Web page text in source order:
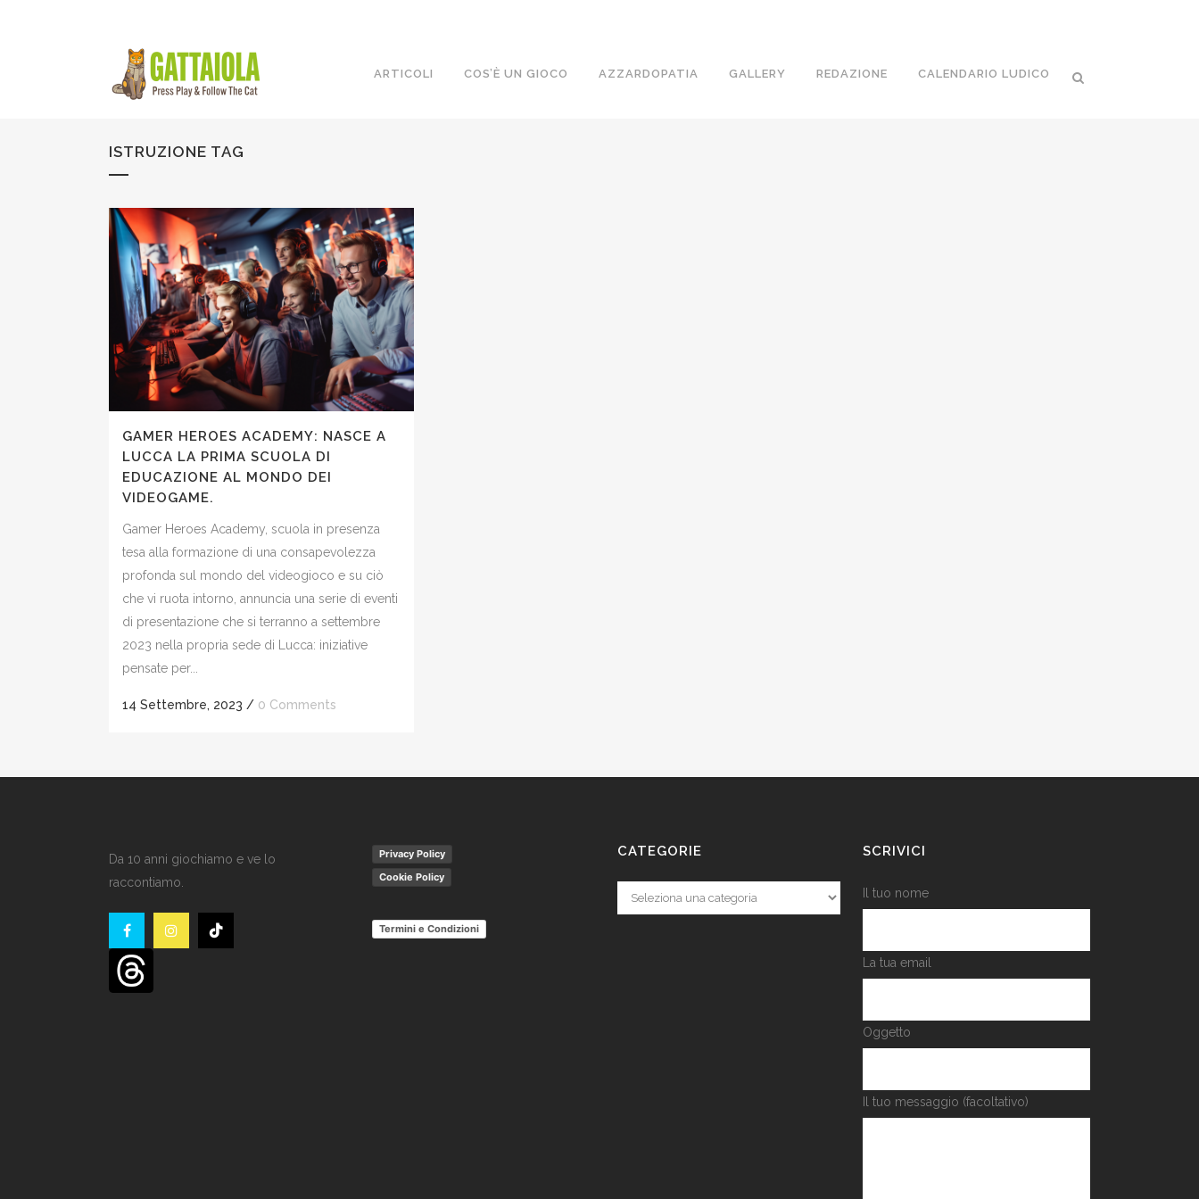
ARTICOLI COS’È UN GIOCO AZZARDOPATIA GALLERY REDAZIONE CALENDARIO LUDICO
ISTRUZIONE TAG
GAMER HEROES ACADEMY: NASCE A
LUCCA LA PRIMA SCUOLA DI
EDUCAZIONE AL MONDO DEI
VIDEOGAME.
Gamer Heroes Academy, scuola in presenza
tesa alla formazione di una consapevolezza
profonda sul mondo del videogioco e su ciò
che vi ruota intorno, annuncia una serie di eventi
di presentazione che si terranno a settembre
2023 nella propria sede di Lucca: iniziative
pensate per...
14 Settembre, 2023 / 0 Comments
Da 10 anni giochiamo e ve lo
raccontiamo.
Privacy Policy
Cookie Policy
Termini e Condizioni
CATEGORIE
Categorie
SCRIVICI
Il tuo nome
La tua email
Oggetto
Il tuo messaggio (facoltativo)